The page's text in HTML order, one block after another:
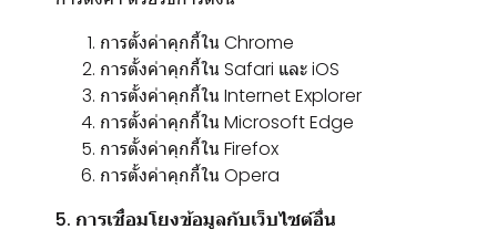
การตั้งค่าคุกกี้ใน Chrome
การตั้งค่าคุกกี้ใน Safari และiOS
การตั้งค่าคุกกี้ใน Internet Explorer
การตั้งค่าคุกกี้ใน Microsoft Edge
การตั้งค่าคุกกี้ใน Firefox
การตั้งค่าคุกกี้ใน Opera
5. การเชื่อมโยงข้อมูลกับเว็บไซต์อื่น